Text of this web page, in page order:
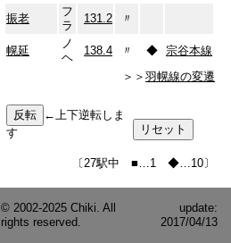
振老
フ
ラ
131.2 〃
幌延
ノ
ヘ
138.4 〃 ◆
宗谷本線
＞＞ 羽幌線の変遷
←上下逆転しま
す
〔27駅中 ■…1 ◆…10〕
© 2002-2025 Chiki. All
rights reserved.
update:
2017/04/13